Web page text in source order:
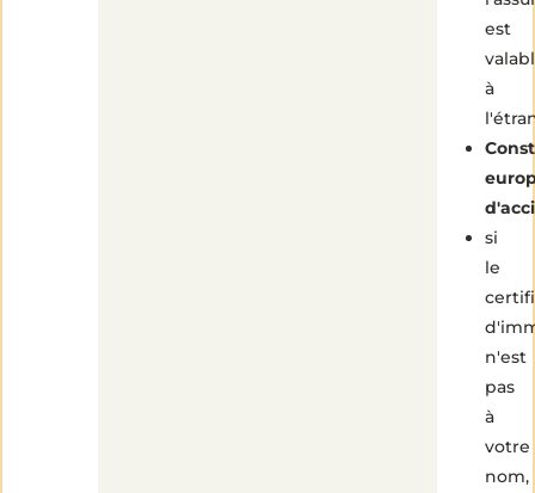
est
à
si
le
n'est
pas
à
votre
nom,